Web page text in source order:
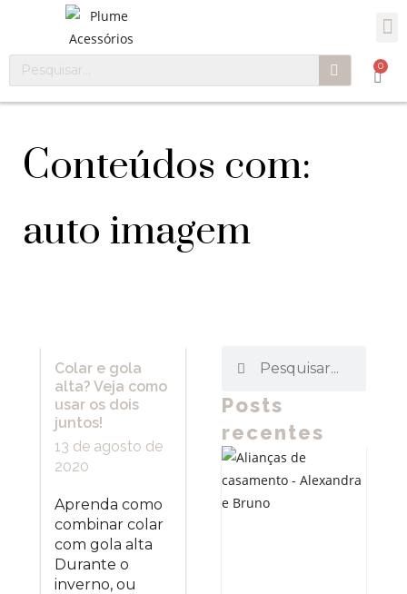
0
Conteúdos com:
auto imagem
Colar e gola
alta? Veja como
usar os dois
juntos!
13 de agosto de
2020
Aprenda como
combinar colar
com gola alta
Durante o
inverno, ou
Posts
recentes